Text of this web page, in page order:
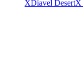
XDiavel DesertX